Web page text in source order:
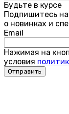
Будьте в курсе
Подпишитесь
о новинках и
Email
Нажимая на
условия